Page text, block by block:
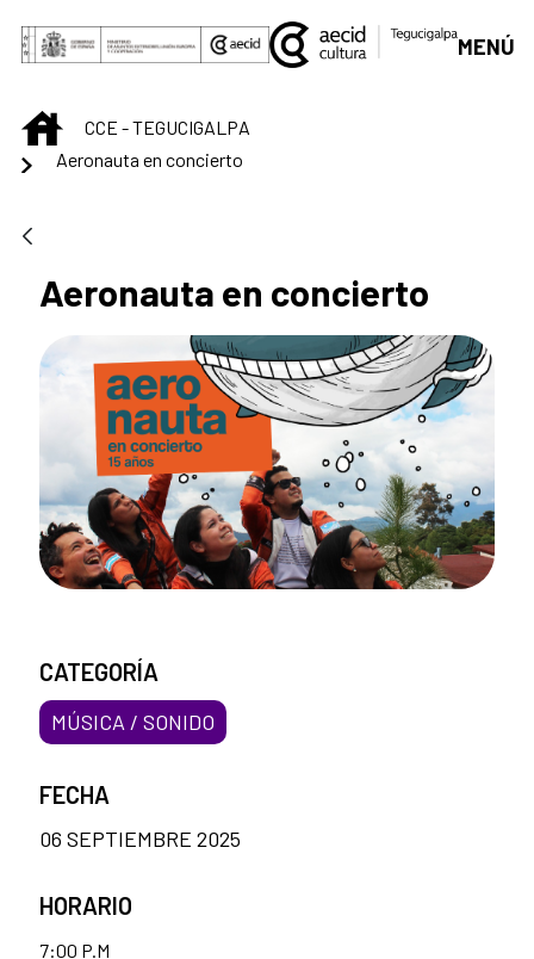
Saltar al contenido principal
MENÚ
INICIOCCE - TEGUCIGALPA
Aeronauta en concierto
Aeronauta en concierto
CATEGORÍA
MÚSICA / SONIDO
FECHA
06 SEPTIEMBRE 2025
HORARIO
7:00 P.M